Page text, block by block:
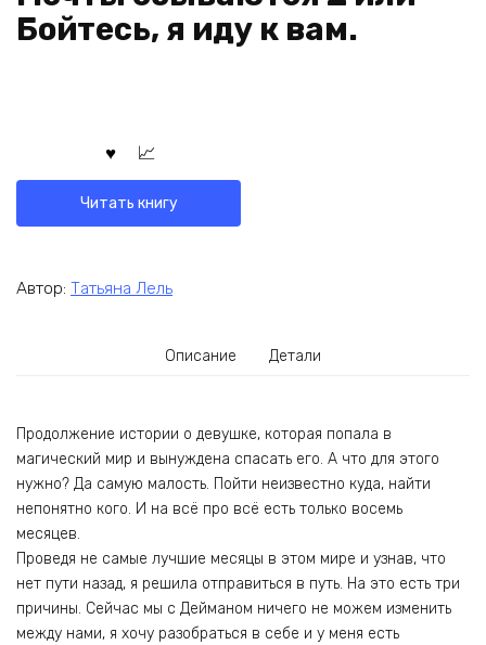
Бойтесь, я иду к вам.
Читать книгу
Автор: Татьяна Лель
Описание Детали
Продолжение истории о девушке, которая попала в
магический мир и вынуждена спасать его. А что для этого
нужно? Да самую малость. Пойти неизвестно куда, найти
непонятно кого. И на всё про всё есть только восемь
месяцев.
Проведя не самые лучшие месяцы в этом мире и узнав, что
нет пути назад, я решила отправиться в путь. На это есть три
причины. Сейчас мы с Дейманом ничего не можем изменить
между нами, я хочу разобраться в себе и у меня есть